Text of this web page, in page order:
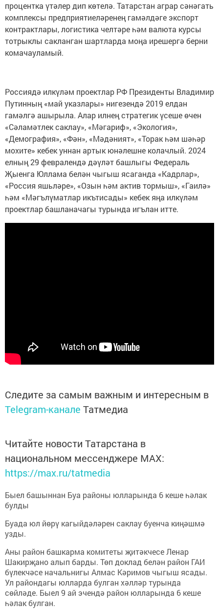
процентка үтәлер дип көтелә. Татарстан аграр сәнәгать
комплексы предприятиеләренең гамәлдәге экспорт
контрактлары, логистика челтәре һәм валюта курсы
тотрыклы сакланган шартларда моңа ирешергә берни
комачауламый.
Россиядә илкүләм проектлар РФ Президенты Владимир
Путинның «май указлары» нигезендә 2019 елдан
гамәлгә ашырыла. Алар илнең стратегик үсеше өчен
«Сәламәтлек саклау», «Мәгариф», «Экология»,
«Демография», «Фән», «Мәдәният», «Торак һәм шәһәр
мохите» кебек уннан артык юнәлешне колачлый. 2024
елның 29 февралендә дәүләт башлыгы Федераль
Җыенга Юллама белән чыгыш ясаганда «Кадрлар»,
«Россия яшьләре», «Озын һәм актив тормыш», «Гаилә»
һәм «Мәгълүматлар икътисады» кебек яңа илкүләм
проектлар башланачагы турында игълан итте.
Следите за самым важным и интересным в
Telegram-канале Татмедиа
Читайте новости Татарстана в
национальном мессенджере MАХ:
https://max.ru/tatmedia
Быел башыннан Буа районы юлларында 6 кеше һәлак
булды
Буада юл йөрү кагыйдәләрен саклау буенча киңәшмә
узды.
Аны район башкарма комитеты җитәкчесе Ленар
Шакирҗано алып барды. Төп доклад белән район ГАИ
бүлекчәсе начальнигы Алмас Кәримов чыгыш ясады.
Ул райондагы юлларда булган хәлләр турында
сөйләде. Быел 9 ай эчендә район юлларында 6 кеше
һәлак булган.